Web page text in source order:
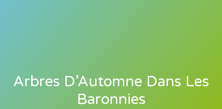
Arbres D’Automne Dans Les
Baronnies